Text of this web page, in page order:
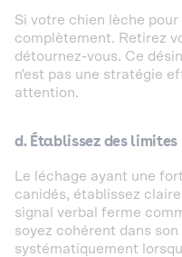
Si votre chien lèche
complètement. Retirez
détournez-vous. Ce
n'est pas une stratégie
attention.
d. Établissez des limites
Le léchage ayant une
canidés, établissez
signal verbal ferme
soyez cohérent dans
systématiquement